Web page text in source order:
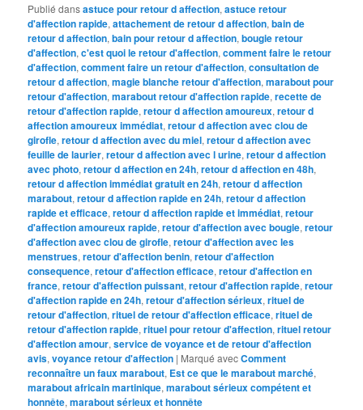
Publié dansastuce pour retour d affection,astuce retour
d'affection rapide,attachement de retour d affection,bain de
retour d affection,bain pour retour d affection,bougie retour
d'affection,c'est quoi le retour d'affection,comment faire le retour
d'affection,comment faire un retour d'affection,consultation de
retour d affection,magie blanche retour d'affection,marabout pour
retour d'affection,marabout retour d'affection rapide,recette de
retour d'affection rapide,retour d affection amoureux,retour d
affection amoureux immédiat,retour d affection avec clou de
girofle,retour d affection avec du miel,retour d affection avec
feuille de laurier,retour d affection avec l urine,retour d affection
avec photo,retour d affection en 24h,retour d affection en 48h,
retour d affection immédiat gratuit en 24h,retour d affection
marabout,retour d affection rapide en 24h,retour d affection
rapide et efficace,retour d affection rapide et immédiat,retour
d'affection amoureux rapide,retour d'affection avec bougie,retour
d'affection avec clou de girofle,retour d'affection avec les
menstrues,retour d'affection benin,retour d'affection
consequence,retour d'affection efficace,retour d'affection en
france,retour d'affection puissant,retour d'affection rapide,retour
d'affection rapide en 24h,retour d'affection sérieux,rituel de
retour d'affection,rituel de retour d'affection efficace,rituel de
retour d'affection rapide,rituel pour retour d'affection,rituel retour
d'affection amour,service de voyance et de retour d'affection
avis,voyance retour d'affection | Marqué avecComment
reconnaître un faux marabout, Est ce que le marabout marché,
marabout africain martinique,marabout sérieux compétent et
honnête,marabout sérieux et honnête